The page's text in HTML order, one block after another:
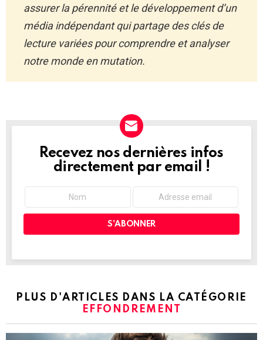
assurer la pérennité et le développement d’un
média indépendant qui partage des clés de
lecture variées pour comprendre et analyser
notre monde en mutation.
NEWSLETTER
Recevez nos dernières infos
directement par email !
PLUS D'ARTICLES DANS LA CATÉGORIE
EFFONDREMENT